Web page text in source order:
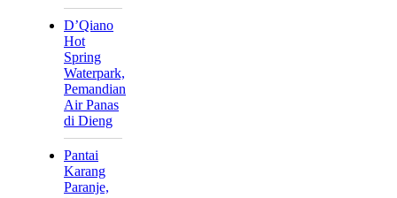
D’Qiano
Hot
Spring
Waterpark,
Pemandian
Air Panas
di Dieng
Pantai
Karang
Paranje,